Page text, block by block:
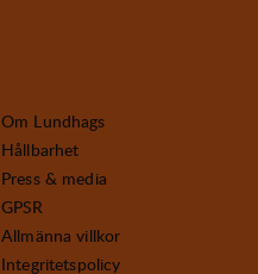
Om Lundhags
Hållbarhet
Press & media
GPSR
Allmänna villkor
Integritetspolicy